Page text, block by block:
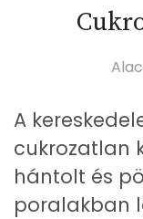
A
cukrozatlan
hántolt és
poralakban